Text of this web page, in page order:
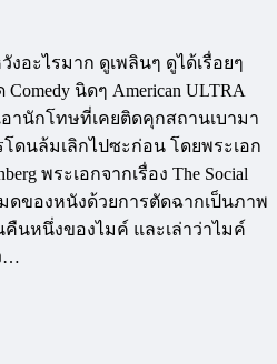
อะไรมาก ดูเพลินๆ ดูได้เรื่อยๆ
นิดๆ American ULTRA
านักโทษที่เคยติดคุกสถานเบามา
ดนล้มเลิกไปซะก่อน โดยพระเอก
พระเอกจากเรื่อง The Social
มดของหนังด้วยการตัดฉากเป็นภาพ
นคืนหนึ่งของไมค์ และเล่าว่าไมค์
…